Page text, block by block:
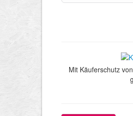
Mit Käuferschutz